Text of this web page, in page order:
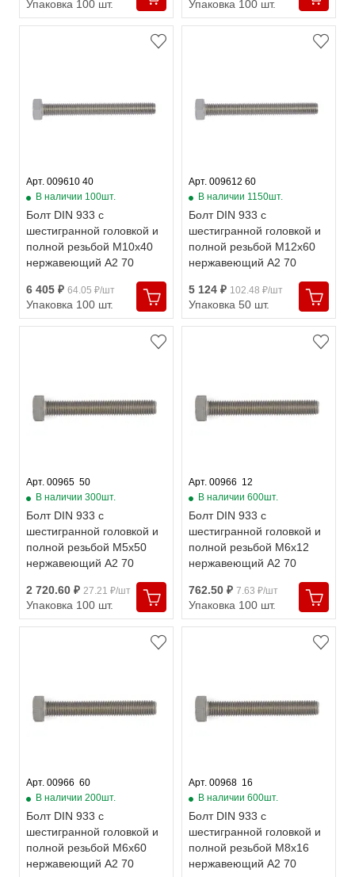
Упаковка 100 шт. Упаковка 100 шт.
Арт. 009610 40
В наличии 100шт.
Болт DIN 933 с
шестигранной головкой и
полной резьбой М10х40
нержавеющий А2 70
6 405 ₽ 64.05 ₽/шт
Упаковка 100 шт.
Арт. 009612 60
В наличии 1150шт.
Болт DIN 933 с
шестигранной головкой и
полной резьбой М12х60
нержавеющий А2 70
5 124 ₽ 102.48 ₽/шт
Упаковка 50 шт.
Арт. 00965  50
В наличии 300шт.
Болт DIN 933 с
шестигранной головкой и
полной резьбой М5х50
нержавеющий А2 70
2 720.60 ₽ 27.21 ₽/шт
Упаковка 100 шт.
Арт. 00966  12
В наличии 600шт.
Болт DIN 933 с
шестигранной головкой и
полной резьбой М6х12
нержавеющий А2 70
762.50 ₽ 7.63 ₽/шт
Упаковка 100 шт.
Арт. 00966  60
В наличии 200шт.
Болт DIN 933 с
шестигранной головкой и
полной резьбой М6х60
нержавеющий А2 70
Арт. 00968  16
В наличии 600шт.
Болт DIN 933 с
шестигранной головкой и
полной резьбой М8х16
нержавеющий А2 70